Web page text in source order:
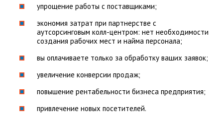
упрощение работы с поставщиками;
экономия затрат при партнерстве с
аутсорсинговым колл-центром: нет необходимости
создания рабочих мест и найма персонала;
вы оплачиваете только за обработку ваших заявок;
увеличение конверсии продаж;
повышение рентабельности бизнеса предприятия;
привлечение новых посетителей.